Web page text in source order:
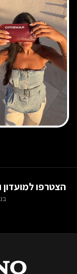
הצטרפו למועדון וקבלו 10% הנחה